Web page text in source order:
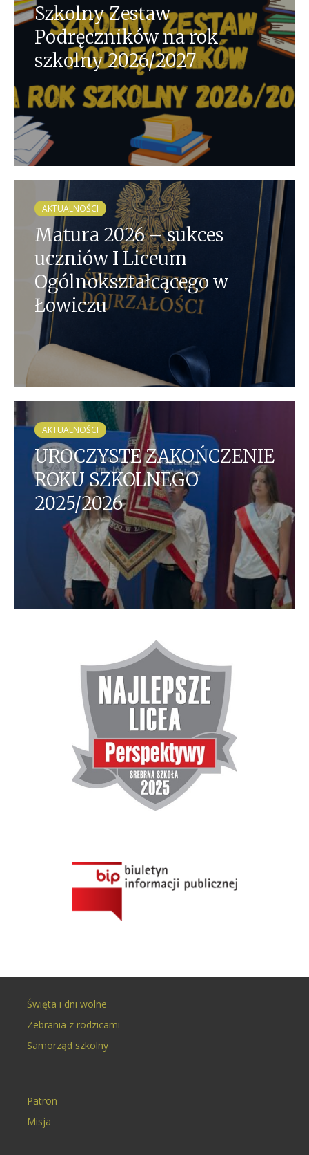
Szkolny Zestaw
Podręczników na rok
szkolny 2026/2027
AKTUALNOŚCI
Matura 2026 – sukces
uczniów I Liceum
Ogólnokształcącego w
Łowiczu
AKTUALNOŚCI
UROCZYSTE ZAKOŃCZENIE
ROKU SZKOLNEGO
2025/2026
Święta i dni wolne
Zebrania z rodzicami
Samorząd szkolny
Patron
Misja